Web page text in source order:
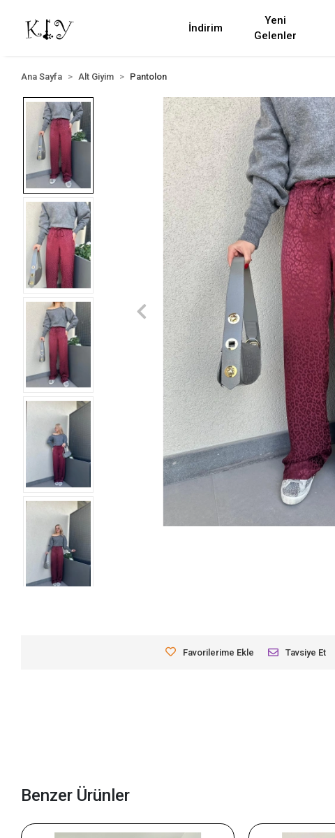
İndirim
Yeni
Gelenler
Ana Sayfa Alt Giyim Pantolon
Favorilerime Ekle Tavsiye Et
Benzer Ürünler